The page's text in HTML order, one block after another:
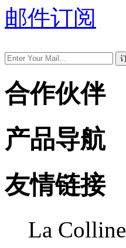
邮件订阅
合作伙伴
产品导航
友情链接
La